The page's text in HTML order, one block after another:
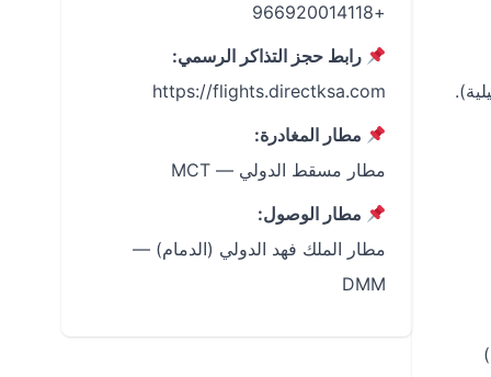
رحلات غير مباشرة محتملة عبر: طيران الإمارات (Dubai)، الاتحاد (Abu Dhabi)، طيران الخليج (Bahrain)، فلاي دبي (Dubai)
+966920014118
رابط حجز التذاكر الرسمي:
https://flights.directksa.com
مطار المغادرة:
مطار مسقط الدولي — MCT
مطار الوصول:
مطار الملك فهد الدولي (الدمام) —
DMM